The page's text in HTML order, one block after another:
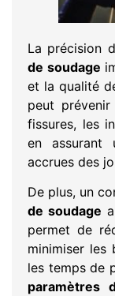
La précision
de soudage
et la qualité
peut
fissures, les
en assurant
accrues des
De plus, un
de soudage
permet de
minimiser les
les temps de
paramètres